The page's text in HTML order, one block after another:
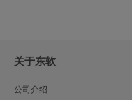
关于东软
公司介绍